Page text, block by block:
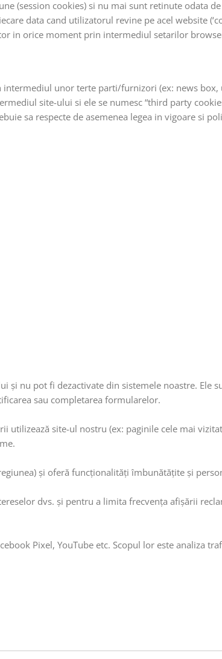
(session cookies) si nu mai sunt retinute odata
data cand utilizatorul revine pe acel website
in orice moment prin intermediul setarilor
unor terte parti/furnizori (ex: news box,
site-ului si ele se numesc “third party
sa respecte de asemenea legea in vigoare si
și nu pot fi dezactivate din sistemele noastre. Ele
sau completarea formularelor.
utilizează site-ul nostru (ex: paginile cele mai
și oferă funcționalități îmbunătățite și
dvs. și pentru a limita frecvența afișării
Pixel, YouTube etc. Scopul lor este analiza